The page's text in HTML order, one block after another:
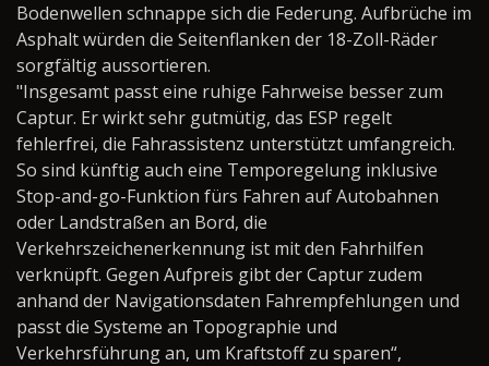
Bodenwellen schnappe sich die Federung. Aufbrüche im
Asphalt würden die Seitenflanken der 18-Zoll-Räder
sorgfältig aussortieren.
"Insgesamt passt eine ruhige Fahrweise besser zum
Captur. Er wirkt sehr gutmütig, das ESP regelt
fehlerfrei, die Fahrassistenz unterstützt umfangreich.
So sind künftig auch eine Temporegelung inklusive
Stop-and-go-Funktion fürs Fahren auf Autobahnen
oder Landstraßen an Bord, die
Verkehrszeichenerkennung ist mit den Fahrhilfen
verknüpft. Gegen Aufpreis gibt der Captur zudem
anhand der Navigationsdaten Fahrempfehlungen und
passt die Systeme an Topographie und
Verkehrsführung an, um Kraftstoff zu sparen“,